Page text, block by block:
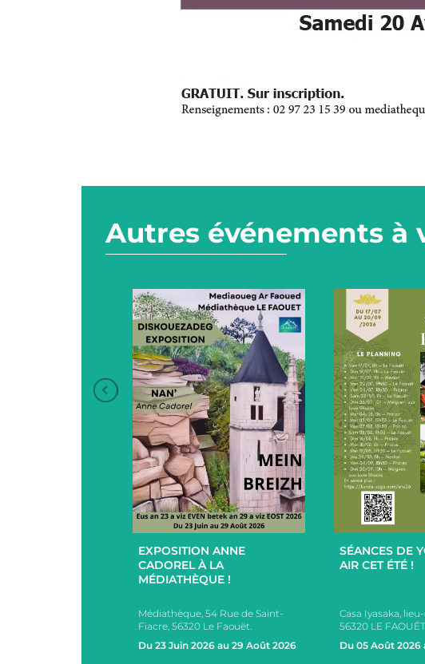
Autres événements à
+
EXPOSITION ANNE
CADOREL À LA
MÉDIATHÈQUE !
Médiathèque, 54 Rue de Saint-
Fiacre, 56320 Le Faouët.
Du 23 Juin 2026 au 29 Août 2026
SÉANCES DE
AIR CET ÉTÉ !
Casa Iyasaka,
56320 LE FAOUËT
Du 05 Août 2026